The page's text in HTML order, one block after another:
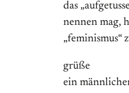
das
nennen mag,
„feminismus“
grüße
ein